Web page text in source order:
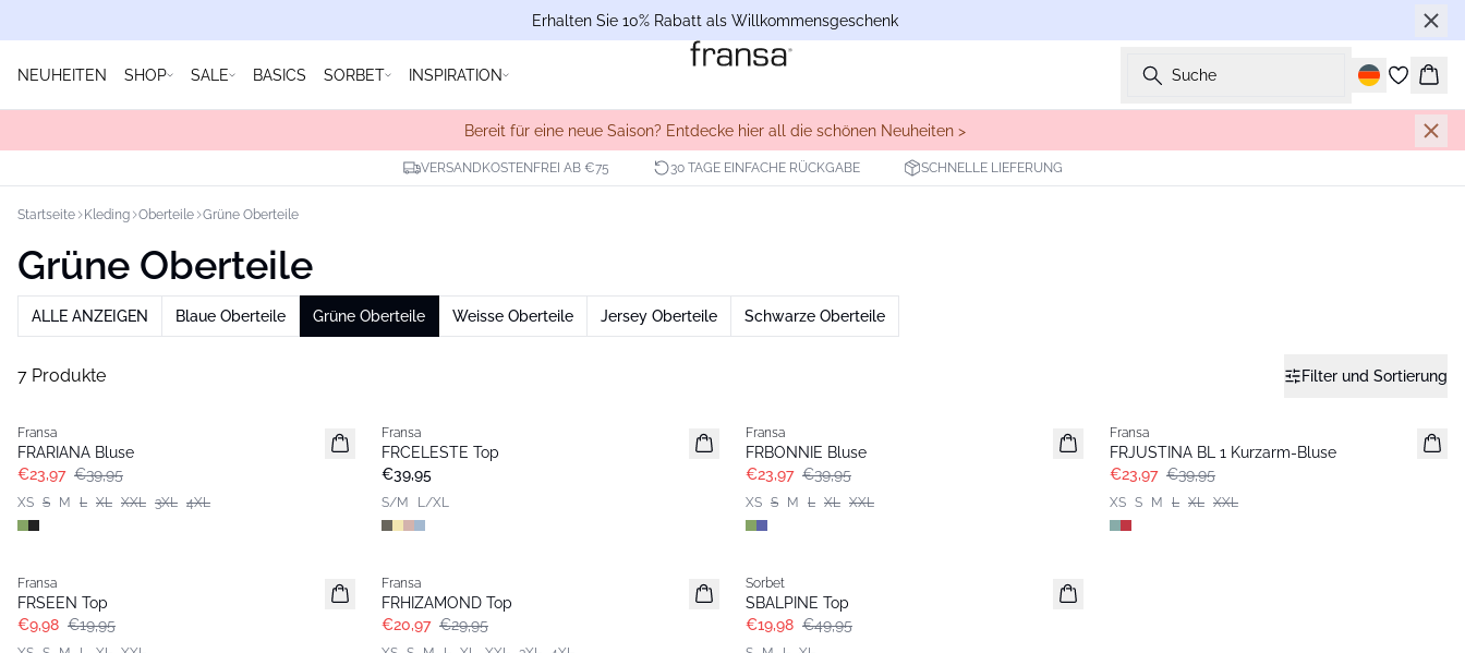
Erhalten Sie 10% Rabatt als Willkommensgeschenk
NEUHEITEN SHOP SALE BASICS SORBET INSPIRATION Suche
Bereit für eine neue Saison? Entdecke hier all die schönen Neuheiten >
VERSANDKOSTENFREI AB €75 30 TAGE EINFACHE RÜCKGABE SCHNELLE LIEFERUNG
Startseite Kleding Oberteile Grüne Oberteile
Grüne Oberteile
ALLE ANZEIGEN Blaue Oberteile Grüne Oberteile Weisse Oberteile Jersey Oberteile Schwarze Oberteile
7 Produkte Filter und Sortierung
Fransa
FRARIANA Bluse
€23,97 €39,95
XS S M L XL XXL 3XL 4XL
Neu
Fransa
FRCELESTE Top
€39,95
S/M L/XL
Fransa
FRBONNIE Bluse
€23,97 €39,95
XS S M L XL XXL
Fransa
FRJUSTINA BL 1 Kurzarm-Bluse
€23,97 €39,95
XS S M L XL XXL
Fransa
FRSEEN Top
€9,98 €19,95
Fransa
FRHIZAMOND Top
€20,97 €29,95
Sorbet
SBALPINE Top
€19,98 €49,95